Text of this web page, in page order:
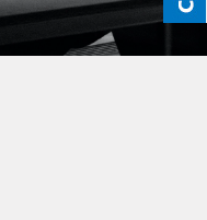
Mode 即時顯示波形與解